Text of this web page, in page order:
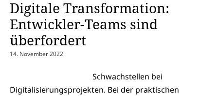
Digitale Transformation:
Entwickler-Teams sind
überfordert
14. November 2022
Schwachstellen bei
Digitalisierungsprojekten. Bei der praktischen